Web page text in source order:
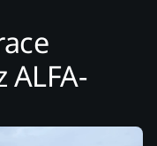
ALFA-